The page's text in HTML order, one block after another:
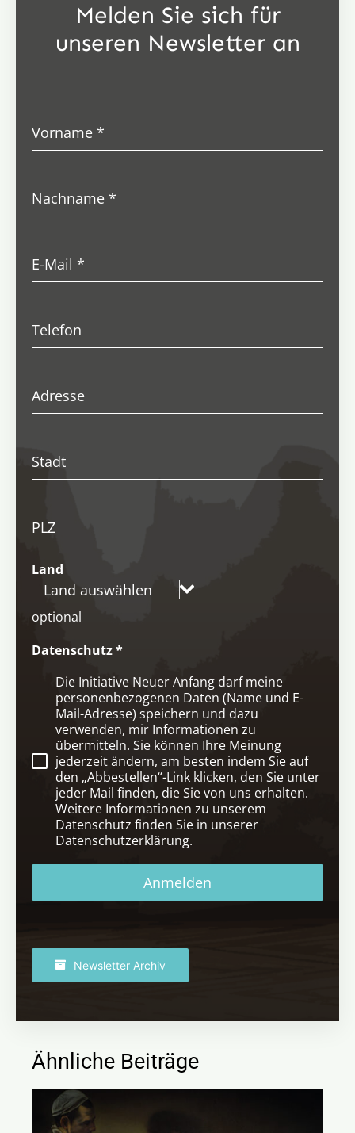
Melden Sie sich für
unseren Newsletter an
Vorname*
Nachname*
E-Mail*
Telefon
Adresse
Stadt
PLZ
Land
Land auswählen
optional
Datenschutz*
Die Initiative Neuer Anfang darf meine
personenbezogenen Daten (Name und E-
Mail-Adresse) speichern und dazu
verwenden, mir Informationen zu
übermitteln. Sie können Ihre Meinung
jederzeit ändern, am besten indem Sie auf
den „Abbestellen“-Link klicken, den Sie unter
jeder Mail finden, die Sie von uns erhalten.
Weitere Informationen zu unserem
Datenschutz finden Sie in unserer
Datenschutzerklärung.
Anmelden
Newsletter Archiv
Ähnliche Beiträge